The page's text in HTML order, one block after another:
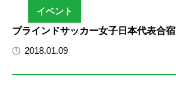
イベント
ブラインドサッカー女子日本代表合宿
2018.01.09